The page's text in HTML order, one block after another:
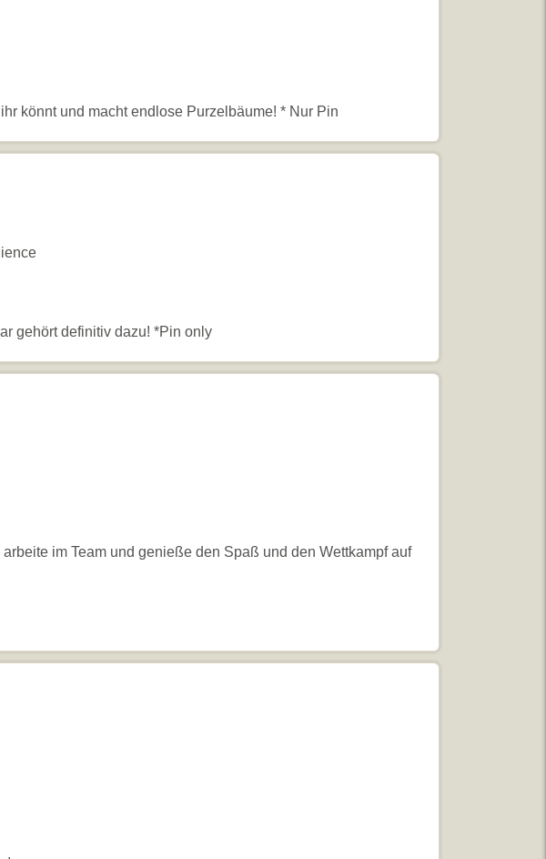
könnt und macht endlose Purzelbäume! * Nur Pin
gehört definitiv dazu! *Pin only
im Team und genieße den Spaß und den Wettkampf auf